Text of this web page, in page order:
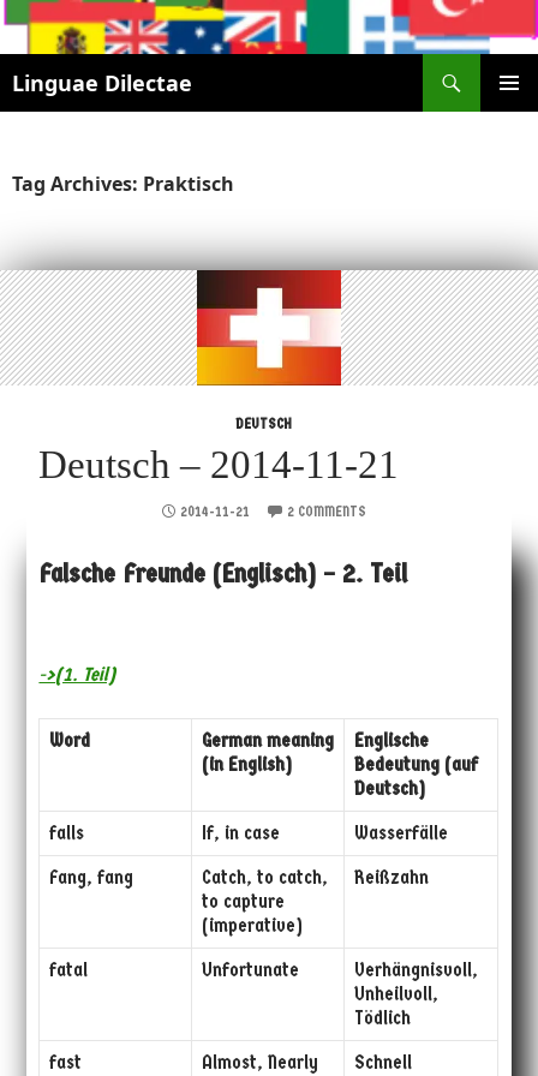
Linguae Dilectae
SKIP
Tag Archives: Praktisch
DEUTSCH
Deutsch – 2014-11-21
2014-11-21 2 COMMENTS
Falsche Freunde (Englisch) – 2. Teil
->(1. Teil)
Word
German meaning
(in English)
Englische
Bedeutung (auf
Deutsch)
falls
If, in case
Wasserfälle
Fang, fang
Catch, to catch,
to capture
(imperative)
Reißzahn
fatal Unfortunate
Verhängnisvoll,
Unheilvoll,
Tödlich
fast
Almost, Nearly
Schnell